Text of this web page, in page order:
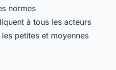
normes
à tous les acteurs
petites et moyennes